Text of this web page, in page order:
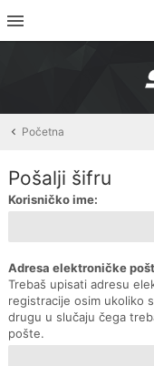
Početna
Pošalji šifru
Korisničko ime:
Adresa elektroničke
Trebaš upisati adresu
registracije osim ukoliko
drugu u slučaju čega
pošte.